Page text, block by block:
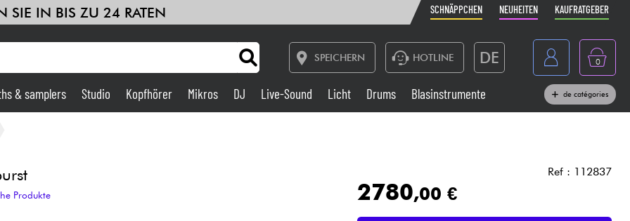
SIE IN BIS ZU 24 RATEN SCHNÄPPCHEN NEUHEITEN KAUFRATGEBER
SPEICHERN HOTLINE DE
Belgique
Nederland
0
Live-Sound
& samplers Studio Kopfhörer Mikros DJ Live-Sound Licht Drums Blasinstrumente de catégories
Produkte
Ref : 112837
2780,00 €